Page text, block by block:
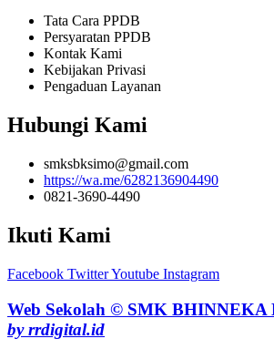
Tata Cara PPDB
Persyaratan PPDB
Kontak Kami
Kebijakan Privasi
Pengaduan Layanan
Hubungi Kami
smksbksimo@gmail.com
https://wa.me/6282136904490
0821-3690-4490
Ikuti Kami
Facebook TwitterYoutube Instagram
Web Sekolah © SMK BHINNEKA
by rrdigital.id